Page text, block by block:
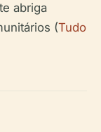
abriga
(Tudo